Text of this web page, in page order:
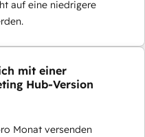
auf eine niedrigere
mit einer
Hub-Version
Monat versenden